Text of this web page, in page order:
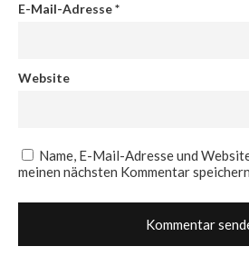
E-Mail-Adresse*
Website
Name, E-Mail-Adresse und
meinen nächsten Kommentar